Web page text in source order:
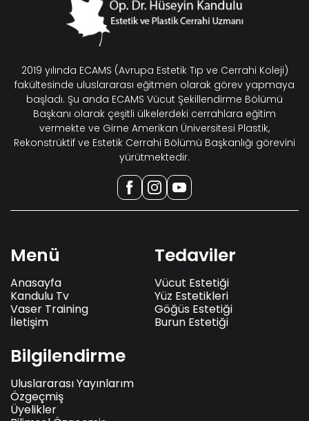
2019 yılında ECAMS (Avrupa Estetik Tıp ve Cerrahi Koleji)
fakültesinde uluslararası eğitmen olarak görev yapmaya
başladı. Şu anda ECAMS Vücut Şekillendirme Bölümü
Başkanı olarak çeşitli ülkelerdeki cerrahlara eğitim
vermekte ve Girne Amerikan Üniversitesi Plastik,
Rekonstrüktif ve Estetik Cerrahi Bölümü Başkanlığı görevini
yürütmektedir.
Menü
Anasayfa
Kandulu Tv
Vaser Training
İletişim
Tedaviler
Vücut Estetiği
Yüz Estetikleri
Göğüs Estetiği
Burun Estetiği
Bilgilendirme
Uluslararası Yayınlarım
Özgeçmiş
Üyelikler